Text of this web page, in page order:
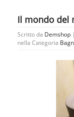
Il mondo del
Scritto da Demshop
nella Categoria